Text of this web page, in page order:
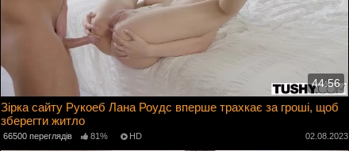
44:56
Зірка сайту Рукоеб Лана Роудс вперше трахкає за гроші, щоб
зберегти житло
66500 переглядів 81% HD 02.08.2023